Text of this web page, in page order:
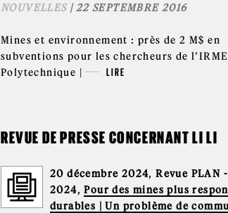
NOUVELLES| 22 SEPTEMBRE 2016
Mines et environnement : près de 2 M$ en
subventions pour les chercheurs de l’IRME
Polytechnique |
LIRE
REVUE DE PRESSE CONCERNANT LI LI
20 décembre 2024,Revue PLAN
2024,Pour des mines plus
durables | Un problème de